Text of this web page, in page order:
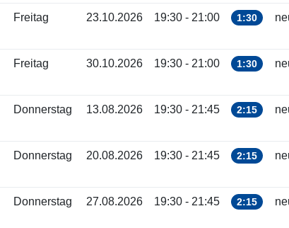
Freitag 23.10.2026 19:30 - 21:00 1:30
Freitag 30.10.2026 19:30 - 21:00 1:30
Donnerstag 13.08.2026 19:30 - 21:45 2:15
Donnerstag 20.08.2026 19:30 - 21:45 2:15
Donnerstag 27.08.2026 19:30 - 21:45 2:15